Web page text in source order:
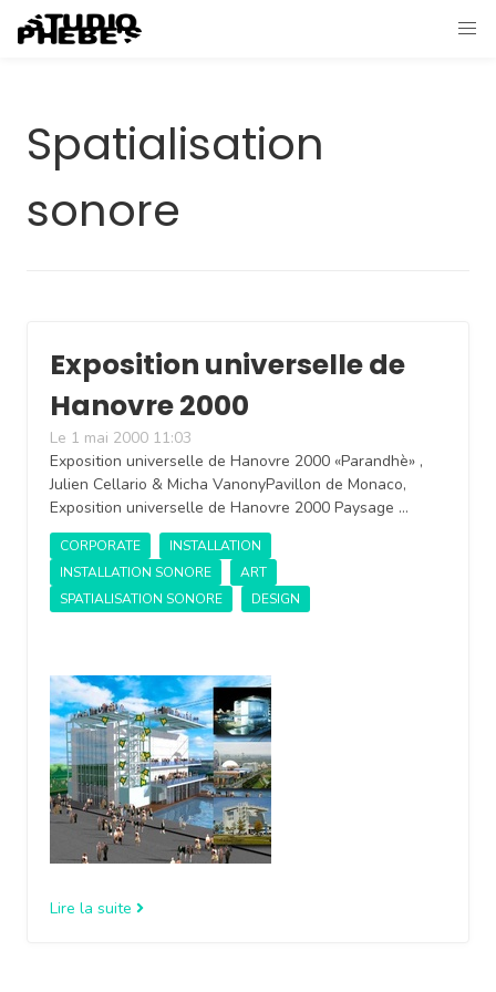
Spatialisation
sonore
Exposition universelle de
Hanovre 2000
Le 1 mai 2000 11:03
Exposition universelle de Hanovre 2000 «Parandhè» ,
Julien Cellario & Micha VanonyPavillon de Monaco,
Exposition universelle de Hanovre 2000 Paysage …
CORPORATE
INSTALLATION
INSTALLATION SONORE
ART
SPATIALISATION SONORE
DESIGN
Lire la suite